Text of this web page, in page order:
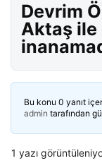
Devrim
Aktaş ile
Bu konu 0 yanıt
admin tarafından
1 yazı